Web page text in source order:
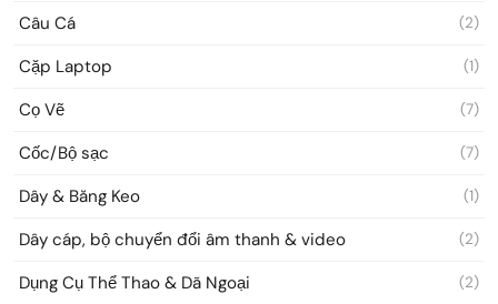
Câu Cá (2)
Cặp Laptop (1)
Cọ Vẽ (7)
Cốc/Bộ sạc (7)
Dây & Băng Keo (1)
Dây cáp, bộ chuyển đổi âm thanh & video (2)
Dụng Cụ Thể Thao & Dã Ngoại (2)